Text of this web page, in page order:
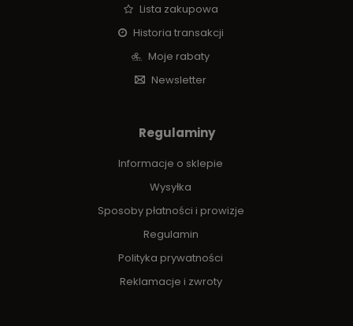
Lista zakupowa
Historia transakcji
Moje rabaty
Newsletter
Regulaminy
Informacje o sklepie
Wysyłka
Sposoby płatności i prowizje
Regulamin
Polityka prywatności
Reklamacje i zwroty